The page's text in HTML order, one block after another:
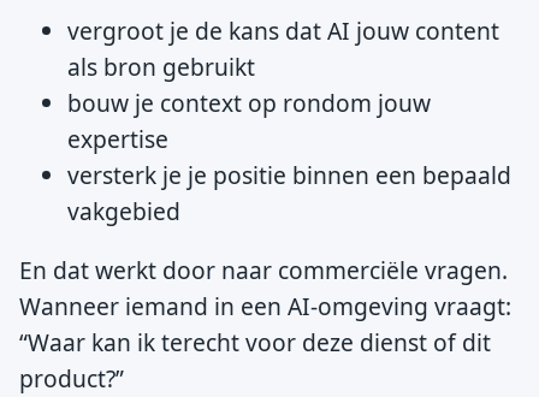
vergroot je de kans dat AI jouw content
als bron gebruikt
bouw je context op rondom jouw
expertise
versterk je je positie binnen een bepaald
vakgebied
En dat werkt door naar commerciële vragen.
Wanneer iemand in een AI-omgeving vraagt:
“Waar kan ik terecht voor deze dienst of dit
product?”